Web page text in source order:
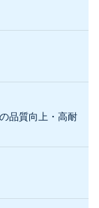
品質向上・高耐